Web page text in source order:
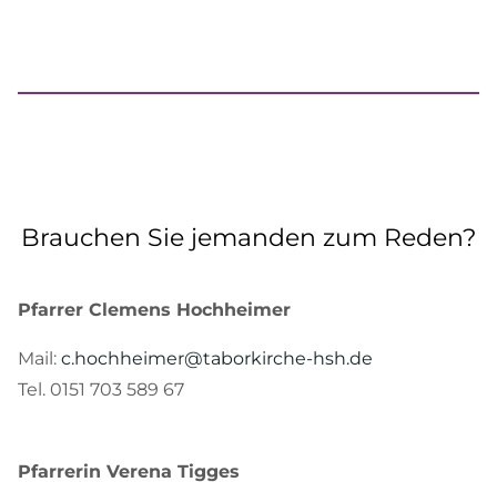
Brauchen Sie jemanden zum Reden?
Pfarrer Clemens Hochheimer
Mail: c.hochheimer@taborkirche-hsh.de
Tel. 0151 703 589 67
Pfarrerin Verena Tigges